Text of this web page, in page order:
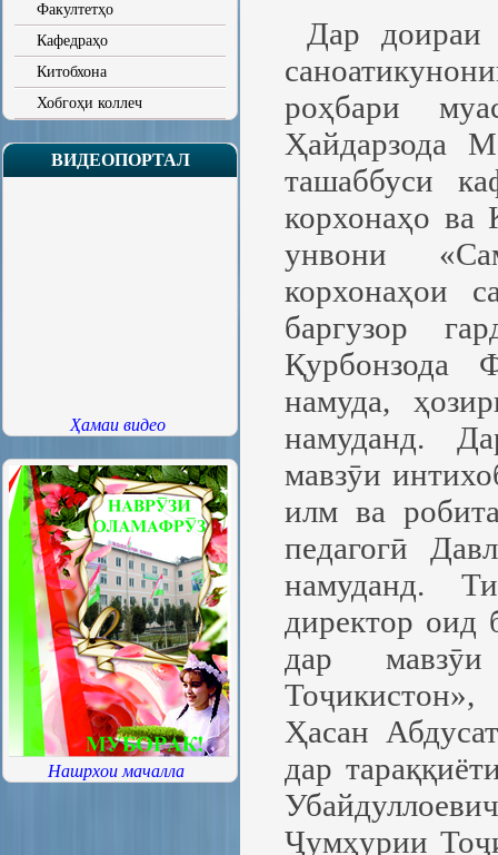
Факултетҳо
Кафедраҳо
Китобхона
Хобгоҳи коллеч
ВИДЕОПОРТАЛ
Ҳамаи видео
Нашрхои мачалла
Дар доираи
роҳбари
Ҳайдарзода
ташаббуси
корхонаҳо ва
унвони
корхонаҳои
баргузор
Қурбонзода
намуда,
намуданд.
мавзӯи
илм ва
педагогӣ
намуданд.
директор оид
дар
Ҳасан
дар
Ҷумҳурии